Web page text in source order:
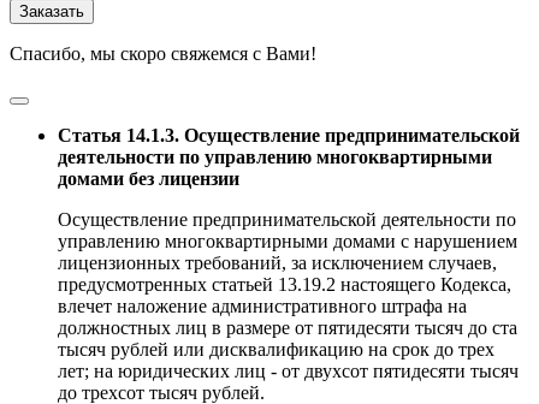
Заказать
Спасибо, мы скоро свяжемся с Вами!
Статья 14.1.3. Осуществление предпринимательской
деятельности по управлению многоквартирными
домами без лицензии
Осуществление предпринимательской деятельности по
управлению многоквартирными домами с нарушением
лицензионных требований, за исключением случаев,
предусмотренных статьей 13.19.2 настоящего Кодекса,
влечет наложение административного штрафа на
должностных лиц в размере от пятидесяти тысяч до ста
тысяч рублей или дисквалификацию на срок до трех
лет; на юридических лиц - от двухсот пятидесяти тысяч
до трехсот тысяч рублей.